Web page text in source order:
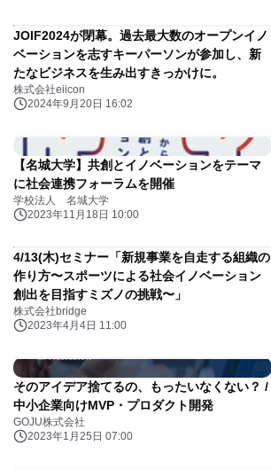
JOIF2024が閉幕。過去最大数のオープンイノ
ベーションを志すキーパーソンが参加し、新
たなビジネスを生み出すきっかけに。
株式会社eiicon
2024年9月20日 16:02
【名城大学】共創とイノベーションをテーマ
に社会連携フォーラムを開催
学校法人 名城大学
2023年11月18日 10:00
4/13(木)セミナー「新規事業を自走する組織の
作り方〜スポーツによる社会イノベーション
創出を目指すミズノの挑戦〜」
株式会社bridge
2023年4月4日 11:00
そのアイデア捨てるの、もったいなくない？ /
中小企業向けMVP・プロダクト開発
GOJU株式会社
2023年1月25日 07:00